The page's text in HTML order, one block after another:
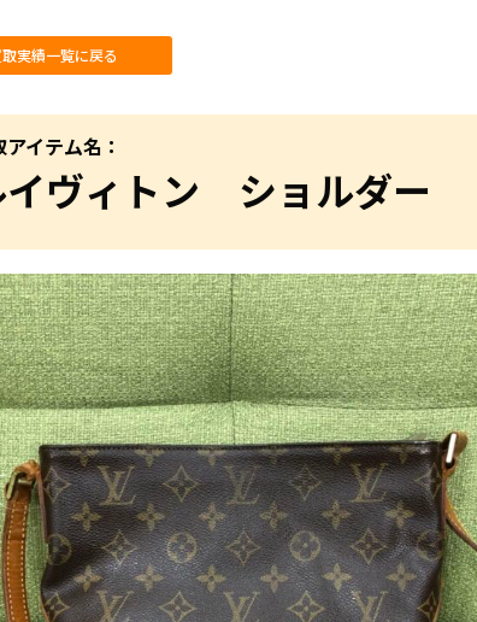
実績一覧に戻る
アイテム名：
イヴィトン ショルダー